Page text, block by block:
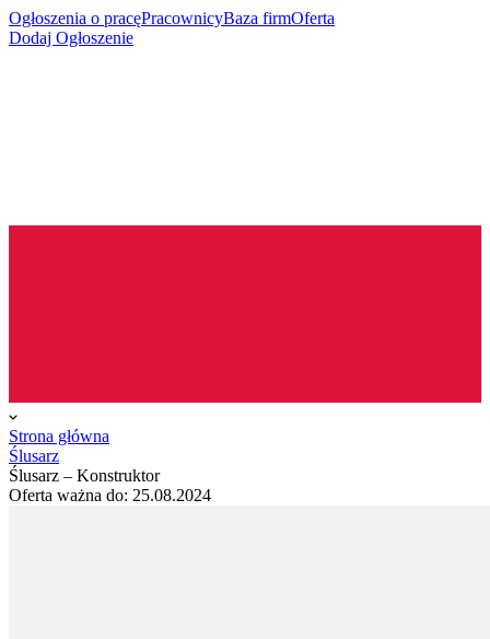
Ogłoszenia o pracęPracownicyBaza firmOferta
Dodaj Ogłoszenie
Strona główna
Ślusarz
Ślusarz – Konstruktor
Oferta ważna do: 25.08.2024